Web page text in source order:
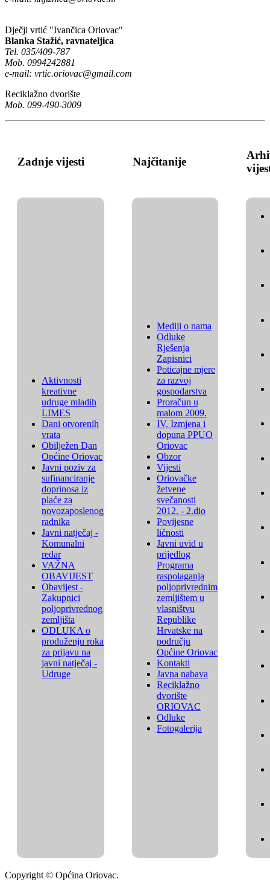
Dječji vrtić "Ivančica Oriovac"
Blanka Stažić, ravnateljica
Tel. 035/409-787
Mob. 0994242881
e-mail: vrtic.oriovac@gmail.com
Reciklažno dvorište
Mob. 099-490-3009
Zadnje vijesti Najčitanije
Aktivnosti
kreativne
udruge mladih
LIMES
Dani otvorenih
vrata
Obilježen Dan
Općine Oriovac
Javni poziv za
sufinanciranje
doprinosa iz
plaće za
novozaposlenog
radnika
Javni natječaj -
Komunalni
redar
VAŽNA
OBAVIJEST
Obavijest -
Zakupnici
poljoprivrednog
zemljišta
ODLUKA o
produženju roka
za prijavu na
javni natječaj -
Udruge
Mediji o nama
Odluke
Rješenja
Zapisnici
Poticajne mjere
za razvoj
gospodarstva
Proračun u
malom 2009.
IV. Izmjena i
dopuna PPUO
Oriovac
Obzor
Vijesti
Oriovačke
žetvene
svečanosti
2012. - 2.dio
Povijesne
ličnosti
Javni uvid u
prijedlog
Programa
raspolaganja
poljoprivrednim
zemljištem u
vlasništvu
Republike
Hrvatske na
području
Općine Oriovac
Kontakti
Javna nabava
Reciklažno
dvorište
ORIOVAC
Odluke
Fotogalerija
Copyright © Općina Oriovac.